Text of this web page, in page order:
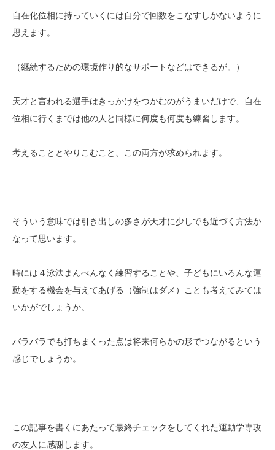
自在化位相に持っていくには自分で回数をこなすしかないように
思えます。
（継続するための環境作り的なサポートなどはできるが。）
天才と言われる選手はきっかけをつかむのがうまいだけで、自在
位相に行くまでは他の人と同様に何度も何度も練習します。
考えることとやりこむこと、この両方が求められます。
そういう意味では引き出しの多さが天才に少しでも近づく方法か
なって思います。
時には４泳法まんべんなく練習することや、子どもにいろんな運
動をする機会を与えてあげる（強制はダメ）ことも考えてみては
いかがでしょうか。
バラバラでも打ちまくった点は将来何らかの形でつながるという
感じでしょうか。
この記事を書くにあたって最終チェックをしてくれた運動学専攻
の友人に感謝します。